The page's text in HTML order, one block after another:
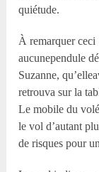
quiétude.
À remarquer ceci
aucunependule
Suzanne,
retrouva sur la
Le mobile du
le vol d’autant
de risques pour